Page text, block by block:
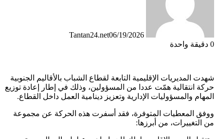
Tantan24.net06/19/2026
0 دقيقة واحدة
شهدت المديريات الإقليمية التابعة لقطاع الشباب بالأقاليم الجنوبية
حركة انتقالية همّت عددا من المسؤولين، وذلك في إطار إعادة توزيع
المهام والمسؤوليات الإدارية وتعزيز دينامية العمل داخل القطاع.
ووفق المعطيات المتوفرة، فقد أسفرت هذه الحركة عن مجموعة
من التغييرات، من أبرزها: